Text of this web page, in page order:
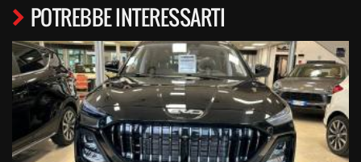
POTREBBE INTERESSARTI